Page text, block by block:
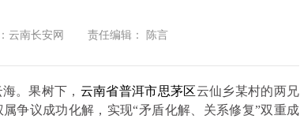
云南长安网 责任编辑： 陈言
。果树下， 云南省普洱市思茅区云仙乡某村的两兄
争议成功化解，实现“矛盾化解、关系修复”双重成